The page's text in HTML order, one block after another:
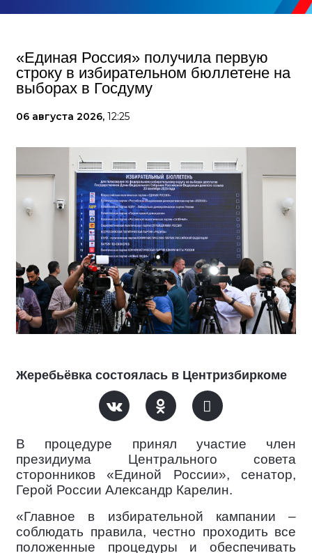
«Единая Россия» получила первую
строку в избирательном бюллетене на
выборах в Госдуму
06 августа 2026, 12:25
Жеребьёвка состоялась в Центризбиркоме
В процедуре принял участие член
президиума Центрального совета
сторонников «Единой России», сенатор,
Герой России Александр Карелин.
«Главное в избирательной кампании –
соблюдать правила, честно проходить все
положенные процедуры и обеспечивать